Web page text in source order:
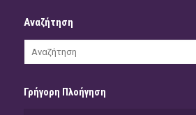
Αναζήτηση
Γρήγορη Πλοήγηση